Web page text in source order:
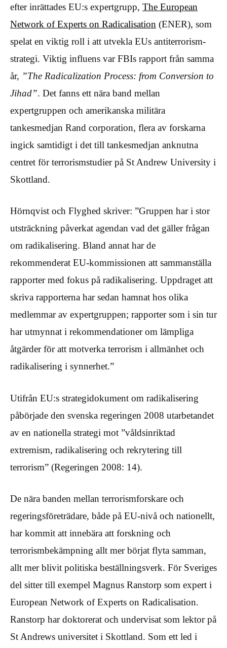
efter inrättades EU:s expertgrupp, The European
Network of Experts on Radicalisation (ENER), som
spelat en viktig roll i att utvekla EUs antiterrorism-
strategi. Viktig influens var FBIs rapport från samma
år, ”The Radicalization Process: from Conversion to
Jihad”. Det fanns ett nära band mellan
expertgruppen och amerikanska militära
tankesmedjan Rand corporation, flera av forskarna
ingick samtidigt i det till tankesmedjan anknutna
centret för terrorismstudier på St Andrew University i
Skottland.
Hörnqvist och Flyghed skriver: ”Gruppen har i stor
utsträckning påverkat agendan vad det gäller frågan
om radikalisering. Bland annat har de
rekommenderat EU-kommissionen att sammanställa
rapporter med fokus på radikalisering. Uppdraget att
skriva rapporterna har sedan hamnat hos olika
medlemmar av expertgruppen; rapporter som i sin tur
har utmynnat i rekommendationer om lämpliga
åtgärder för att motverka terrorism i allmänhet och
radikalisering i synnerhet.”
Utifrån EU:s strategidokument om radikalisering
påbörjade den svenska regeringen 2008 utarbetandet
av en nationella strategi mot ”våldsinriktad
extremism, radikalisering och rekrytering till
terrorism” (Regeringen 2008: 14).
De nära banden mellan terrorismforskare och
regeringsföreträdare, både på EU-nivå och nationellt,
har kommit att innebära att forskning och
terrorismbekämpning allt mer börjat flyta samman,
allt mer blivit politiska beställningsverk. För Sveriges
del sitter till exempel Magnus Ranstorp som expert i
European Network of Experts on Radicalisation.
Ranstorp har doktorerat och undervisat som lektor på
St Andrews universitet i Skottland. Som ett led i